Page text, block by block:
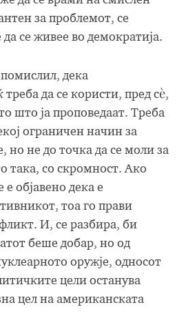
за проблемот, се
се живее во демократија.
помислил, дека
да се користи, пред сè,
што ја проповедаат. Треба
ограничен начин за
но не до точка да се моли за
така, со скромност. Ако
објавено дека е
тоа го прави
И, се разбира, би
беше добар, но од
оружје, односот
цели останува
цел на американската